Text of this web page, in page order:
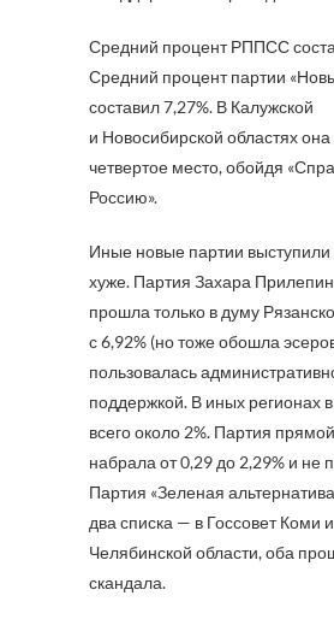
Средний процент РППСС
Средний процент партии
составил 7,27%. В Калужской
и Новосибирской областях она
четвертое место, обойдя
Россию».
Иные новые партии
хуже. Партия Захара
прошла только в думу
с 6,92% (но тоже обошла
пользовалась
поддержкой. В иных регионах
всего около 2%. Партия
набрала от 0,29 до 2,29% и не
Партия «Зеленая
два списка — в Госсовет Коми
Челябинской области, оба
скандала.